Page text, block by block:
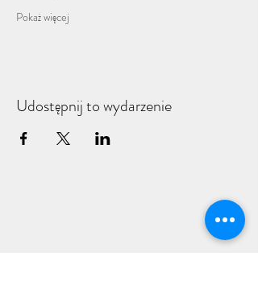
Pokaż więcej
Udostępnij to wydarzenie